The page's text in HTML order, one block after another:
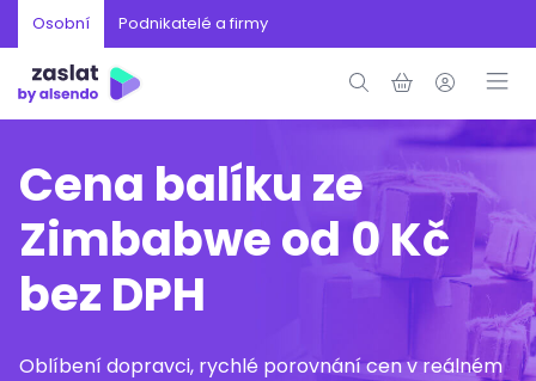
Osobní Podnikatelé a firmy
Cena balíku ze
Zimbabwe od 0 Kč
bez DPH
Oblíbení dopravci, rychlé porovnání cen v reálném